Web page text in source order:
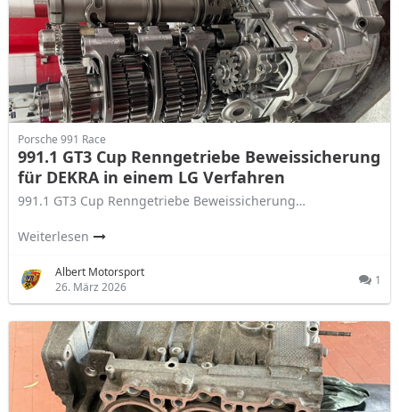
Porsche 991 Race
991.1 GT3 Cup Renngetriebe Beweissicherung
für DEKRA in einem LG Verfahren
991.1 GT3 Cup Renngetriebe Beweissicherung…
Weiterlesen
Albert Motorsport
26. März 2026
1